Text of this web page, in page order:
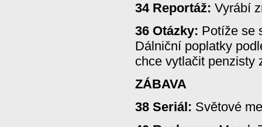
34 Reportáž: Vyrábí
36 Otázky: Potíže se
Dálniční poplatky
chce vytlačit penzisty
ZÁBAVA
38 Seriál: Světové